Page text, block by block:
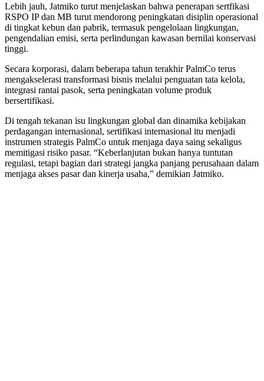
Lebih jauh, Jatmiko turut menjelaskan bahwa penerapan sertfikasi
RSPO IP dan MB turut mendorong peningkatan disiplin operasional
di tingkat kebun dan pabrik, termasuk pengelolaan lingkungan,
pengendalian emisi, serta perlindungan kawasan bernilai konservasi
tinggi.
Secara korporasi, dalam beberapa tahun terakhir PalmCo terus
mengakselerasi transformasi bisnis melalui penguatan tata kelola,
integrasi rantai pasok, serta peningkatan volume produk
bersertifikasi.
Di tengah tekanan isu lingkungan global dan dinamika kebijakan
perdagangan internasional, sertifikasi internasional itu menjadi
instrumen strategis PalmCo untuk menjaga daya saing sekaligus
memitigasi risiko pasar. “Keberlanjutan bukan hanya tuntutan
regulasi, tetapi bagian dari strategi jangka panjang perusahaan dalam
menjaga akses pasar dan kinerja usaha,” demikian Jatmiko.